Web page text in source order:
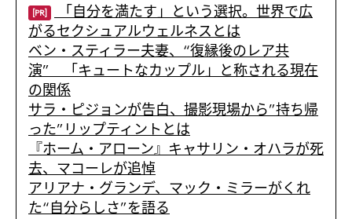
[PR]
「自分を満たす」という選択。世界で広
がるセクシュアルウェルネスとは
ベン・スティラー夫妻、“復縁後のレア共
演” 「キュートなカップル」と称される現在
の関係
サラ・ピジョンが告白、撮影現場から”持ち帰
った”リップティントとは
『ホーム・アローン』キャサリン・オハラが死
去、マコーレが追悼
アリアナ・グランデ、マック・ミラーがくれ
た“自分らしさ”を語る